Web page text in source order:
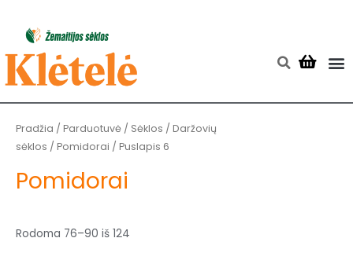
turinio
Pradžia / Parduotuvė / Sėklos / Daržovių
sėklos / Pomidorai / Puslapis 6
Pomidorai
Rodoma 76–90 iš 124
Rūšiuojama
populiarumą